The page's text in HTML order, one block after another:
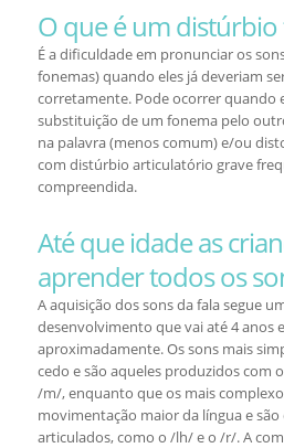
O que é um
É a dificuldade em pronunciar os
fonemas) quando eles já deveriam
corretamente. Pode ocorrer quando
substituição de um fonema pelo
na palavra (menos comum) e/ou
com distúrbio articulatório grave
compreendida.
Até que idade as
aprender todos os
A aquisição dos sons da fala segue
desenvolvimento que vai até 4 anos
aproximadamente. Os sons mais
cedo e são aqueles produzidos com
/m/, enquanto que os mais
movimentação maior da língua e
articulados, como o /lh/ e o /r/. A